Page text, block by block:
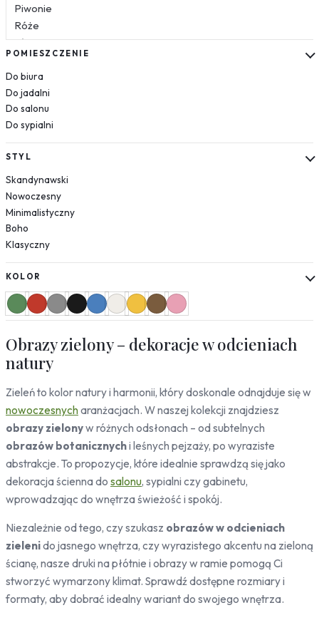
Piwonie
Róże
Słoneczniki
Miasta
Nowy Jork
Paryż
Wenecja
Warszawa
Natura
Liście
Rośliny
Drzewa
Przyprawy
Pojazdy
Samochody
Sport
Zwierzęta
Konie
Koty
Jelenie
Ptaki
Ludzie
Kobieta
Erotyczne
Niebo
POMIESZCZENIE
Do biura
Do jadalni
Do salonu
Do sypialni
STYL
Skandynawski
Nowoczesny
Minimalistyczny
Boho
Klasyczny
KOLOR
Obrazy zielony – dekoracje w odcieniach
natury
Zieleń to kolor natury i harmonii, który doskonale odnajduje się w
nowoczesnych aranżacjach. W naszej kolekcji znajdziesz
obrazy zielonyw różnych odsłonach – od subtelnych
obrazów botanicznychi leśnych pejzaży, po wyraziste
abstrakcje. To propozycje, które idealnie sprawdzą się jako
dekoracja ścienna do salonu, sypialni czy gabinetu,
wprowadzając do wnętrza świeżość i spokój.
Niezależnie od tego, czy szukasz obrazów w odcieniach
zielenido jasnego wnętrza, czy wyrazistego akcentu na zieloną
ścianę, nasze druki na płótnie i obrazy w ramie pomogą Ci
stworzyć wymarzony klimat. Sprawdź dostępne rozmiary i
formaty, aby dobrać idealny wariant do swojego wnętrza.